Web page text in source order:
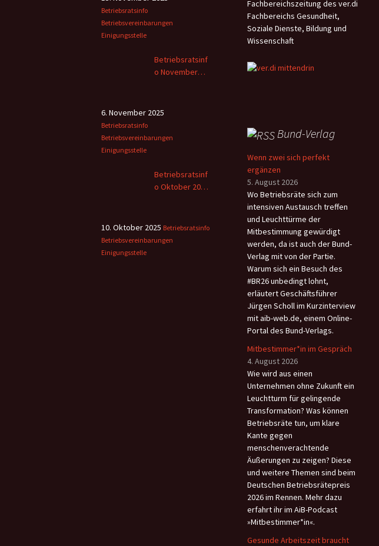
Betriebsratsinfo
Betriebsvereinbarungen
Einigungsstelle
Betriebsratsinf
o November
6. November 2025
Betriebsratsinfo
Betriebsvereinbarungen
Einigungsstelle
Betriebsratsinf
o Oktober 2025
10. Oktober 2025 Betriebsratsinfo
Betriebsvereinbarungen
Einigungsstelle
„Meine-Zeit-Konto“ sorgen,
über das Beschäftigte selbst
verfügen können.
wichtigste Inhalt dieses
Gesetzes ist die
flächendeckende Einführung
der Telenotfallmedizin (TNM) im
Rettungsdienst, welche damit
Fachbereichszeitung des ver.di
Fachbereichs Gesundheit,
Soziale Dienste, Bildung und
Wissenschaft
Bund-Verlag
Wenn zwei sich perfekt
ergänzen
5. August 2026
Wo Betriebsräte sich zum
intensiven Austausch treffen
und Leuchttürme der
Mitbestimmung gewürdigt
werden, da ist auch der Bund-
Verlag mit von der Partie.
Warum sich ein Besuch des
#BR26 unbedingt lohnt,
erläutert Geschäftsführer
Jürgen Scholl im Kurzinterview
mit aib-web.de, einem Online-
Portal des Bund-Verlags.
Mitbestimmer*in im Gespräch
4. August 2026
Wie wird aus einen
Unternehmen ohne Zukunft ein
Leuchtturm für gelingende
Transformation? Was können
Betriebsräte tun, um klare
Kante gegen
menschenverachtende
Äußerungen zu zeigen? Diese
und weitere Themen sind beim
Deutschen Betriebsrätepreis
2026 im Rennen. Mehr dazu
erfahrt ihr im AiB-Podcast
»Mitbestimmer*in«.
Gesunde Arbeitszeit braucht